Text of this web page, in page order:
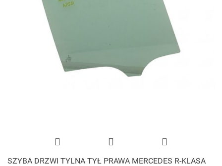
SZYBA DRZWI TYLNA TYŁ PRAWA MERCEDES R-KLASA